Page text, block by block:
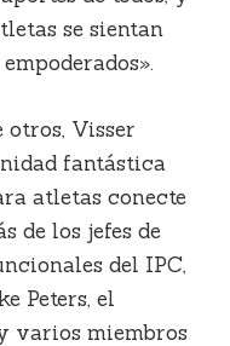
se sientan
otros, Visser
fantástica
atletas conecte
de los jefes de
del IPC,
Peters, el
varios miembros